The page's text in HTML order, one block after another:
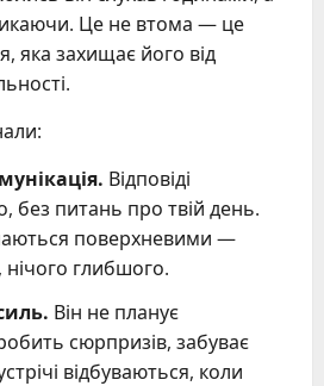
Це не втома — це
яка захищає його від
Відповіді
без питань про твій день.
поверхневими —
глибшого.
Він не планує
сюрпризів, забуває
відбуваються, коли